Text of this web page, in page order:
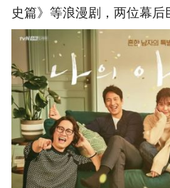
史篇》等浪漫剧，两位幕后